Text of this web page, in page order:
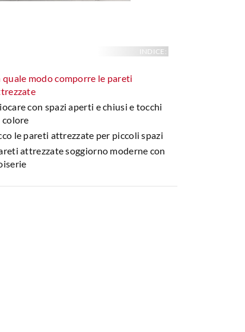
INDICE:
quale modo comporre le pareti
con spazi aperti e chiusi e tocchi
colore
le pareti attrezzate per piccoli spazi
attrezzate soggiorno moderne con